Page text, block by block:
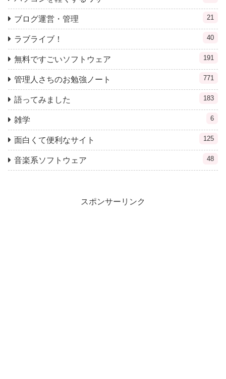
ブログ運営・管理 21
ラブライブ！ 40
無料ですごいソフトウェア 191
管理人さちのお勉強ノート 771
語ってみました 183
雑学 6
面白くて便利なサイト 125
音楽系ソフトウェア 48
スポンサーリンク